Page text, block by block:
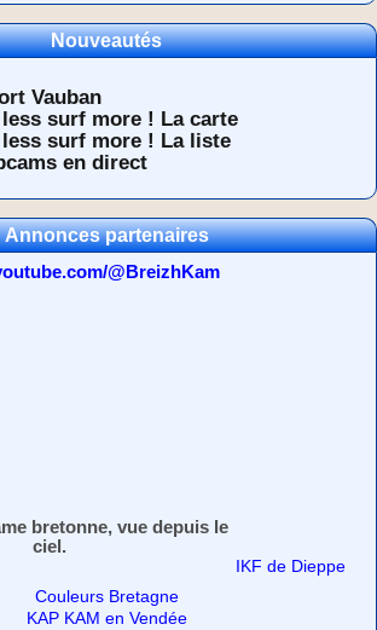
Nouveautés
Vauban
surf more ! La carte
surf more ! La liste
en direct
Annonces partenaires
@BreizhKam
bretonne, vue depuis le
ciel.
IKF de Dieppe
Couleurs Bretagne
KAP KAM en Vendée